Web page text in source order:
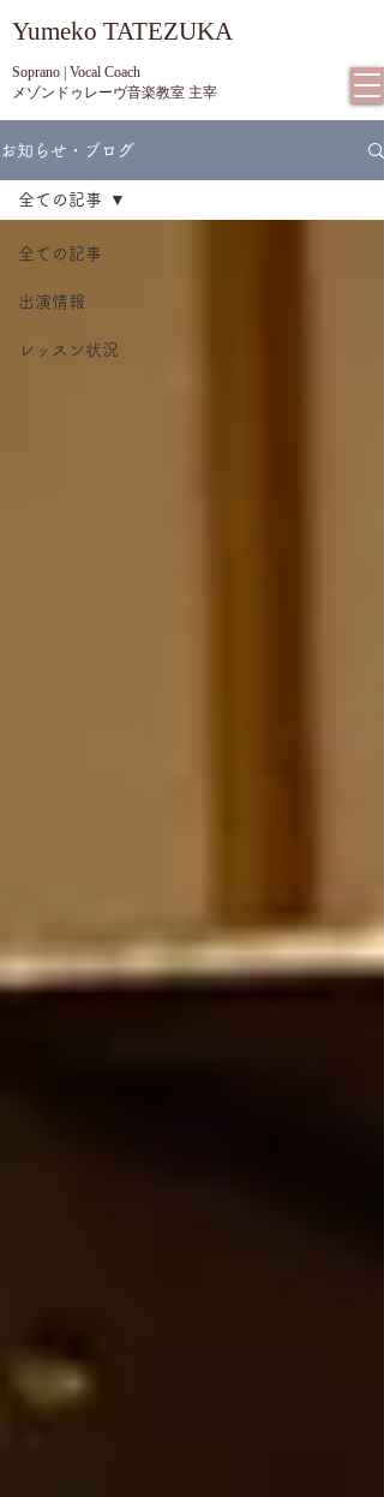
​Yumeko TATEZUKA
Soprano | Vocal Coach
メゾンドゥレーヴ音楽教室 主宰
お知らせ・ブログ
全ての記事
出演情報
レッスン状況
全ての記事